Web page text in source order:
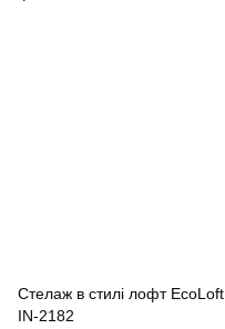
Cтелаж в стилі лофт EcoLoft
IN-2182